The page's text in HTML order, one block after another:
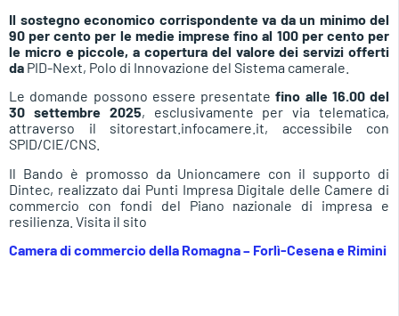
Il sostegno economico corrispondente va da un minimo del
90 per cento per le medie imprese fino al 100 per cento per
le micro e piccole, a copertura del valore dei servizi offerti
da PID-Next, Polo di Innovazione del Sistema camerale.
Le domande possono essere presentatefino alle 16.00 del
30 settembre 2025, esclusivamente per via telematica,
attraverso il sitorestart.infocamere.it, accessibile con
SPID/CIE/CNS.
Il Bando è promosso da Unioncamere con il supporto di
Dintec, realizzato dai Punti Impresa Digitale delle Camere di
commercio con fondi del Piano nazionale di impresa e
resilienza. Visita il sito
Camera di commercio della Romagna – Forlì-Cesena e Rimini